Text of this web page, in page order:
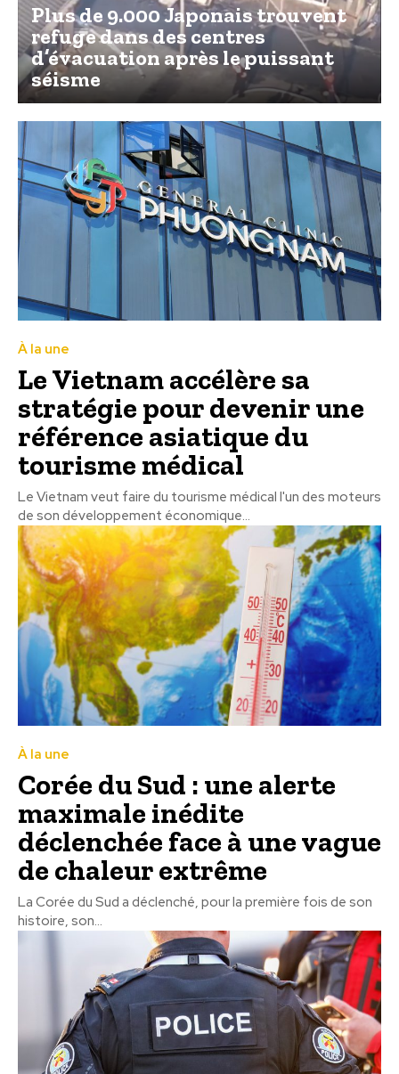
Plus de 9.000 Japonais trouvent
refuge dans des centres
d’évacuation après le puissant
séisme
À la une
Le Vietnam accélère sa
stratégie pour devenir une
référence asiatique du
tourisme médical
Le Vietnam veut faire du tourisme médical l'un des moteurs
de son développement économique...
À la une
Corée du Sud : une alerte
maximale inédite
déclenchée face à une vague
de chaleur extrême
La Corée du Sud a déclenché, pour la première fois de son
histoire, son...